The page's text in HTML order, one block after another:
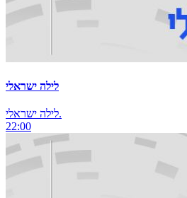
לילה ישראלי
לילה ישראלי.
22:00